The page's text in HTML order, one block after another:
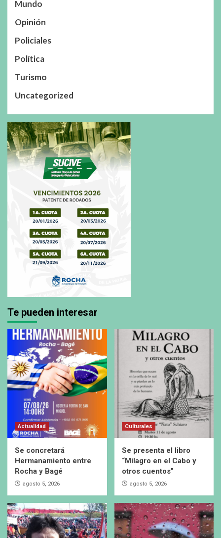
Mundo
Opinión
Policiales
Política
Turismo
Uncategorized
Te pueden interesar
Actualidad
Se concretará
Hermanamiento entre
Rocha y Bagé
agosto 5, 2026
Culturales
Se presenta el libro
“Milagro en el Cabo y
otros cuentos”
agosto 5, 2026